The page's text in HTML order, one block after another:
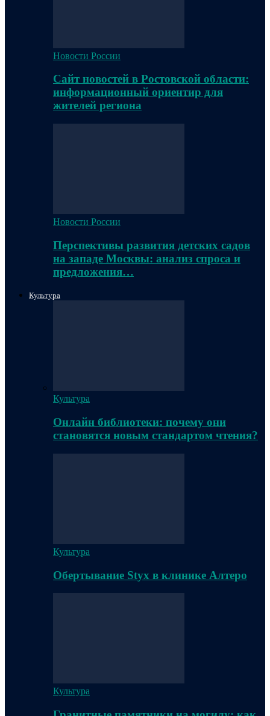
Новости России
Сайт новостей в Ростовской области:
информационный ориентир для
жителей региона
Новости России
Перспективы развития детских садов
на западе Москвы: анализ спроса и
предложения…
Культура
Культура
Онлайн библиотеки: почему они
становятся новым стандартом чтения?
Культура
Обертывание Styx в клинике Алтеро
Культура